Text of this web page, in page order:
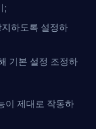
;
하도록 설정하
기본 설정 조정하
이 제대로 작동하